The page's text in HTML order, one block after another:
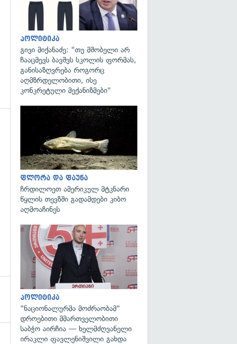
პოლიტიკა
გივი მიქანაძე: "თუ მშობელი არ
ჩააცმევს ბავშვს სკოლის ფორმას,
განისაზღვრება როგორც
აღმზრდელობითი, ისე
კონკრეტული მექანიზმები"
ფლორა და ფაუნა
ჩრდილოეთ ამერიკულ მტკნარი
წყლის თევზში გადამდები კიბო
აღმოაჩინეს
პოლიტიკა
"ნაციონალურმა მოძრაობამ"
დროებითი მმართველობითი
საბჭო აირჩია — ხელმძღვანელი
ირაკლი ფავლენიშვილი გახდა